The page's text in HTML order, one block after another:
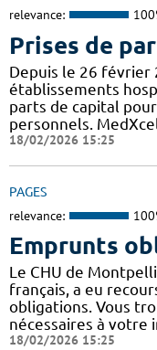
relevance:
Prises de
Depuis le 26 février
établissements
parts de capital
personnels.
18/02/2026 15:25
PAGES
relevance:
Emprunts
Le CHU de
français, a eu
obligations. Vous
nécessaires à votre
18/02/2026 15:25